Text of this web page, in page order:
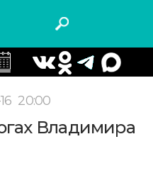
20:00
Владимира